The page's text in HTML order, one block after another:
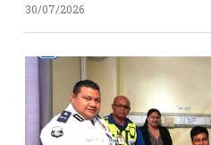
30/07/2026